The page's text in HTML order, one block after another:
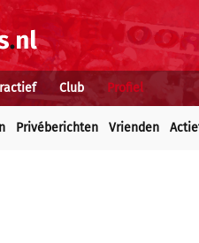
Club Profiel
Privéberichten Vrienden